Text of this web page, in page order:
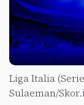
Liga Italia
Sulaeman/